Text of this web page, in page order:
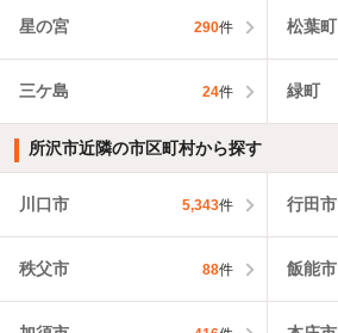
星の宮 290件 松葉町
三ケ島 24件 緑町
所沢市近隣の市区町村から探す
川口市 5,343件 行田市
秩父市 88件 飯能市